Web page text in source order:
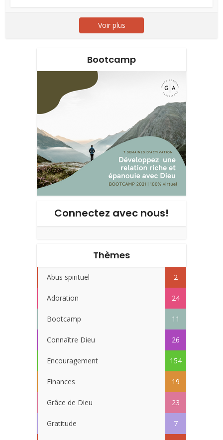
Voir plus
Bootcamp
Connectez avec nous!
Thèmes
Abus spirituel 2
Adoration 24
Bootcamp 11
Connaître Dieu 26
Encouragement 154
Finances 19
Grâce de Dieu 23
Gratitude 7